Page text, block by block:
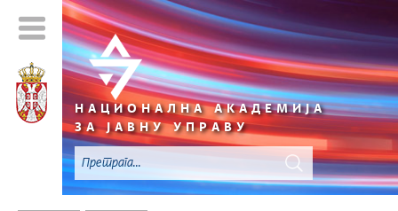
НАЦИОНАЛНА АКАДЕМИЈА
ЗА ЈАВНУ УПРАВУ